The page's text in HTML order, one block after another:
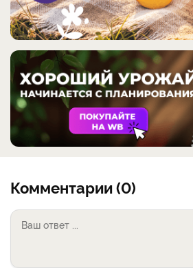
Комментарии (0)